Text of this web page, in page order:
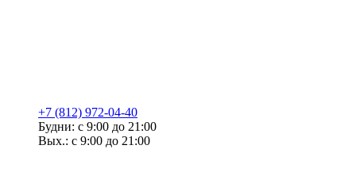
+7 (812) 972-04-40
Будни: с 9:00 до 21:00
Вых.: с 9:00 до 21:00